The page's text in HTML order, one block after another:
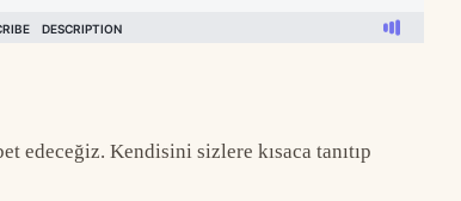
edeceğiz. Kendisini sizlere kısaca tanıtıp